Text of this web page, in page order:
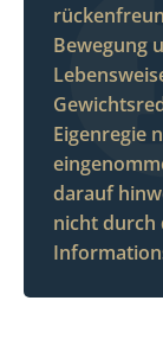
Bewegung
Eigenregie
darauf
nicht durch